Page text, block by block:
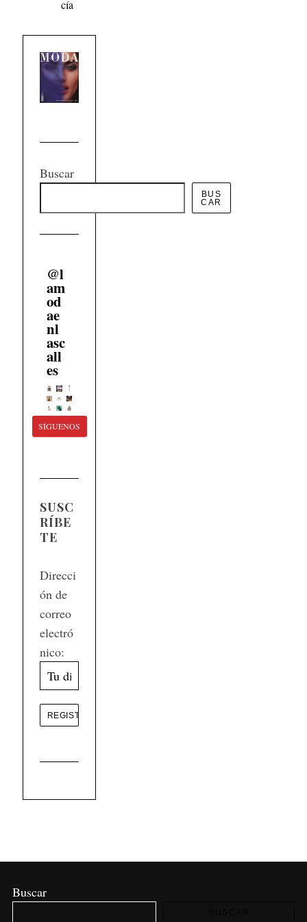
cía
Buscar
BUS
CAR
@l
am
od
ae
nl
asc
all
es
SÍGUENOS
SUSC
RÍBE
TE
Direcci
ón de
correo
electró
nico:
Buscar
r